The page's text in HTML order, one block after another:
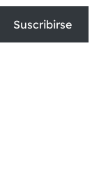
Suscribirse